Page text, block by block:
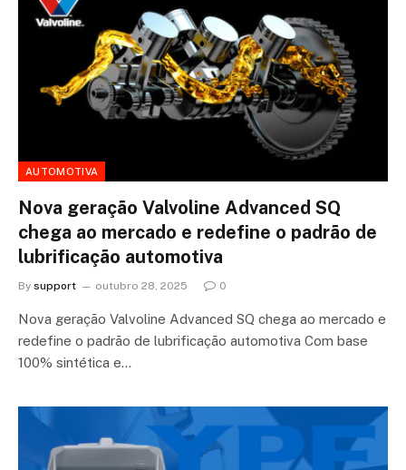
AUTOMOTIVA
Nova geração Valvoline Advanced SQ
chega ao mercado e redefine o padrão de
lubrificação automotiva
By support outubro 28, 2025 0
Nova geração Valvoline Advanced SQ chega ao mercado e
redefine o padrão de lubrificação automotiva Com base
100% sintética e…